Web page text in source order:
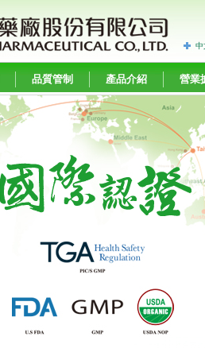
中
品質管制 產品介紹 營業